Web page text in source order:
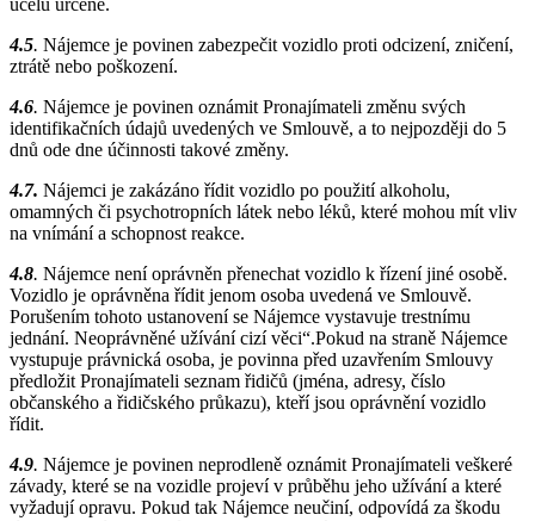
účelu určené.
4.5. Nájemce je povinen zabezpečit vozidlo proti odcizení, zničení,
ztrátě nebo poškození.
4.6. Nájemce je povinen oznámit Pronajímateli změnu svých
identifikačních údajů uvedených ve Smlouvě, a to nejpozději do 5
dnů ode dne účinnosti takové změny.
4.7. Nájemci je zakázáno řídit vozidlo po použití alkoholu,
omamných či psychotropních látek nebo léků, které mohou mít vliv
na vnímání a schopnost reakce.
4.8. Nájemce není oprávněn přenechat vozidlo k řízení jiné osobě.
Vozidlo je oprávněna řídit jenom osoba uvedená ve Smlouvě.
Porušením tohoto ustanovení se Nájemce vystavuje trestnímu
jednání. Neoprávněné užívání cizí věci“.Pokud na straně Nájemce
vystupuje právnická osoba, je povinna před uzavřením Smlouvy
předložit Pronajímateli seznam řidičů (jména, adresy, číslo
občanského a řidičského průkazu), kteří jsou oprávnění vozidlo
řídit.
4.9. Nájemce je povinen neprodleně oznámit Pronajímateli veškeré
závady, které se na vozidle projeví v průběhu jeho užívání a které
vyžadují opravu. Pokud tak Nájemce neučiní, odpovídá za škodu